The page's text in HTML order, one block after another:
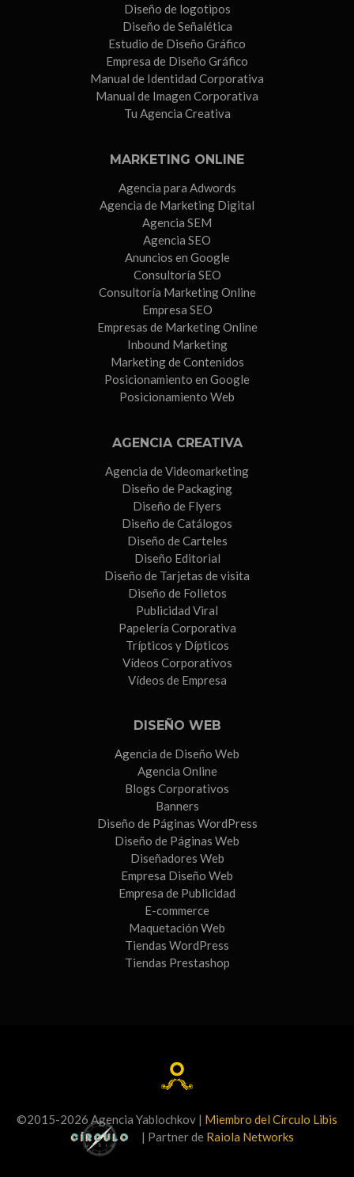
Diseño de logotipos
Diseño de Señalética
Estudio de Diseño Gráfico
Empresa de Diseño Gráfico
Manual de Identidad Corporativa
Manual de Imagen Corporativa
Tu Agencia Creativa
MARKETING ONLINE
Agencia para Adwords
Agencia de Marketing Digital
Agencia SEM
Agencia SEO
Anuncios en Google
Consultoría SEO
Consultoría Marketing Online
Empresa SEO
Empresas de Marketing Online
Inbound Marketing
Marketing de Contenidos
Posicionamiento en Google
Posicionamiento Web
AGENCIA CREATIVA
Agencia de Videomarketing
Diseño de Packaging
Diseño de Flyers
Diseño de Catálogos
Diseño de Carteles
Diseño Editorial
Diseño de Tarjetas de visita
Diseño de Folletos
Publicidad Viral
Papelería Corporativa
Trípticos y Dípticos
Vídeos Corporativos
Vídeos de Empresa
DISEÑO WEB
Agencia de Diseño Web
Agencia Online
Blogs Corporativos
Banners
Diseño de Páginas WordPress
Diseño de Páginas Web
Diseñadores Web
Empresa Diseño Web
Empresa de Publicidad
E-commerce
Maquetación Web
Tiendas WordPress
Tiendas Prestashop
©2015-2026 Agencia Yablochkov | Miembro del Círculo Libis
| Partner de Raiola Networks